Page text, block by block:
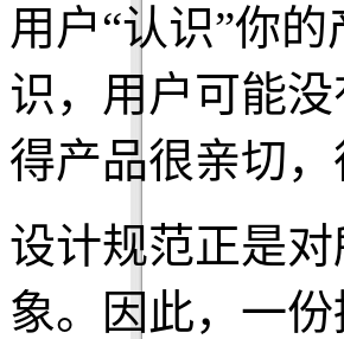
用户“认识”你
识，用户可能
得产品很亲切，
设计规范正是
象。因此，一